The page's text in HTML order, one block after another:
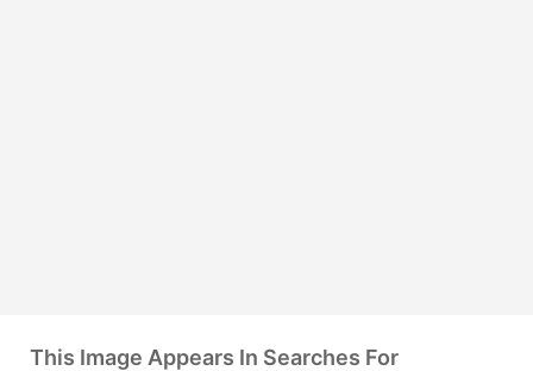
This Image Appears In Searches For